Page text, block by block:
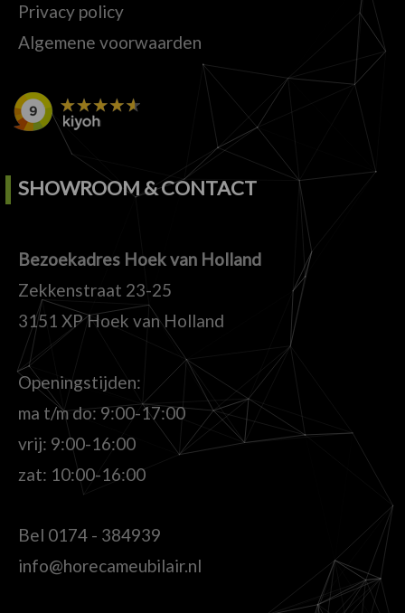
Privacy policy
Algemene voorwaarden
SHOWROOM & CONTACT
Bezoekadres Hoek van Holland
Zekkenstraat 23-25
3151 XP Hoek van Holland
Openingstijden:
ma t/m do: 9:00-17:00
vrij: 9:00-16:00
zat: 10:00-16:00
Bel 0174 - 384939
info@horecameubilair.nl